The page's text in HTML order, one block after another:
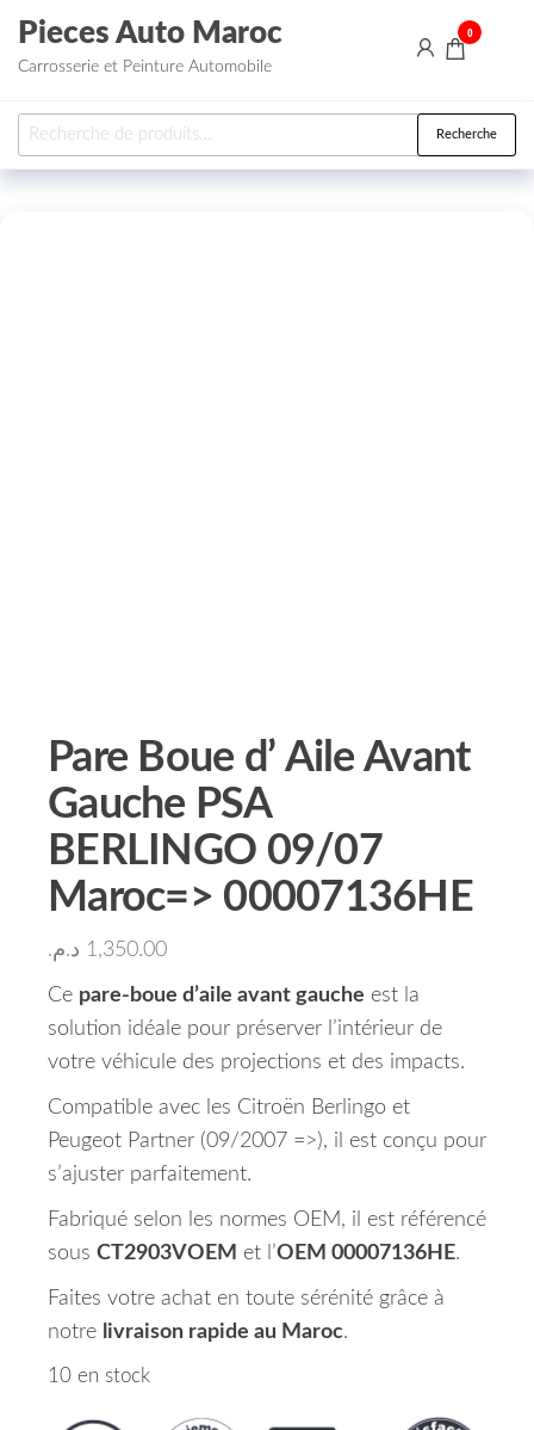
Aller au contenu
Pieces Auto Maroc
Carrosserie et Peinture Automobile
0
Recherche pour : Recherche
Pare Boue d’ Aile Avant
Gauche PSA
BERLINGO 09/07
Maroc=> 00007136HE
1,350.00 د.م.
Ce pare-boue d’aile avant gauche est la
solution idéale pour préserver l’intérieur de
votre véhicule des projections et des impacts.
Compatible avec les Citroën Berlingo et
Peugeot Partner (09/2007 =>), il est conçu pour
s’ajuster parfaitement.
Fabriqué selon les normes OEM, il est référencé
sous CT2903VOEM et l’OEM 00007136HE.
Faites votre achat en toute sérénité grâce à
notre livraison rapide au Maroc.
10 en stock